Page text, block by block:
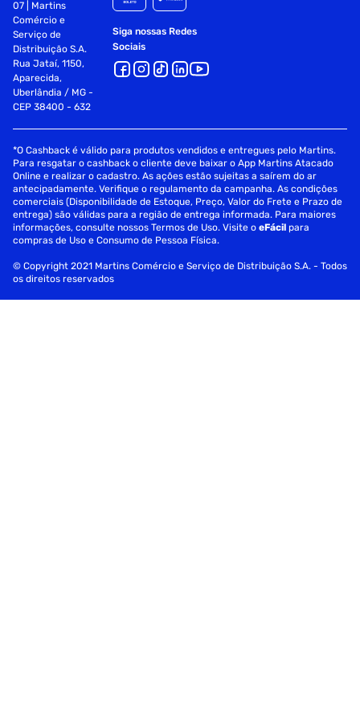
07 | Martins
Comércio e
Serviço de
Distribuição S.A.
Rua Jataí, 1150,
Aparecida,
Uberlândia / MG -
CEP 38400 - 632
Siga nossas Redes
Sociais
*O Cashback é válido para produtos vendidos e entregues pelo Martins.
Para resgatar o cashback o cliente deve baixar o App Martins Atacado
Online e realizar o cadastro. As ações estão sujeitas a saírem do ar
antecipadamente. Verifique o regulamento da campanha. As condições
comerciais (Disponibilidade de Estoque, Preço, Valor do Frete e Prazo de
entrega) são válidas para a região de entrega informada. Para maiores
informações, consulte nossos Termos de Uso. Visite oeFácil para
compras de Uso e Consumo de Pessoa Física.
© Copyright 2021 Martins Comércio e Serviço de Distribuição S.A. - Todos
os direitos reservados